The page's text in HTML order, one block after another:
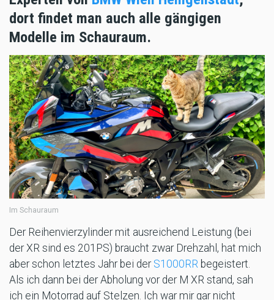
dort findet man auch alle gängigen
Modelle im Schauraum.
Im Schauraum
Der Reihenvierzylinder mit ausreichend Leistung (bei
der XR sind es 201PS) braucht zwar Drehzahl, hat mich
aber schon letztes Jahr bei der S1000RR begeistert.
Als ich dann bei der Abholung vor der M XR stand, sah
ich ein Motorrad auf Stelzen. Ich war mir gar nicht